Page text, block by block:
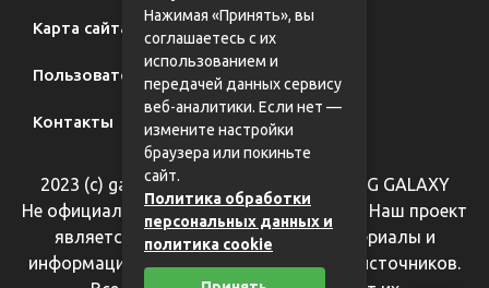
Карта сайта
Пользовательское соглашение
Контакты
2023 (с) galaxy62.ru - фан-сайт SAMSUNG GALAXY
Не официальный информационный сайт. Наш проект
является справочным, все фотоматериалы и
информация взяты из общедоступных источников.
Нажимая «Принять», вы
соглашаетесь с их
использованием и
передачей данных сервису
веб-аналитики. Если нет —
измените настройки
браузера или покиньте
сайт.
Политика обработки
персональных данных и
политика cookie